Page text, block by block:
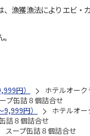
獲漁法によりエビ
円）
ホテルオー
プ缶詰８個詰合せ
円）
ホテルオ
詰８個詰合せ
ープ缶詰８個詰合せ